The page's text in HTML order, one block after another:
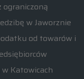
ograniczoną
w Jaworznie
od towarów i
Katowicach